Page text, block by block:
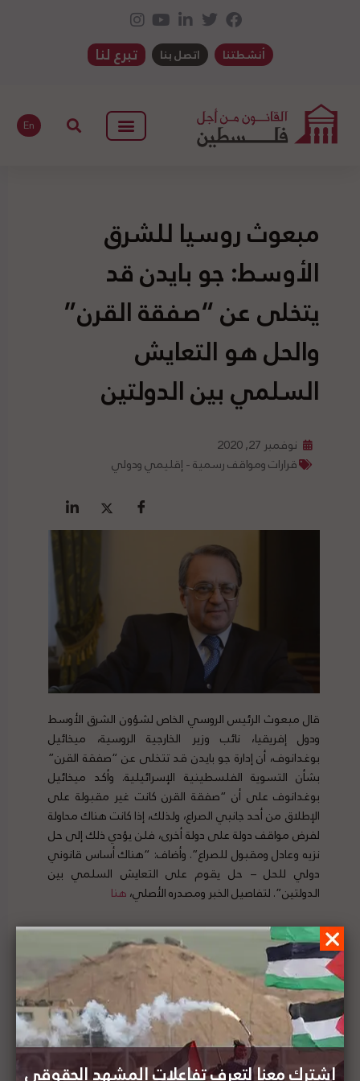
أنشطتنا اتصل بنا تبرع لنا
En
مبعوث روسيا للشرق
الأوسط: جو بايدن قد
يتخلى عن “صفقة القرن”
والحل هو التعايش
السلمي بين الدولتين
نوفمبر 27, 2020
قرارات ومواقف رسمية - إقليمي ودولي
قال مبعوث الرئيس الروسي الخاص لشؤون الشرق الأوسط
ودول إفريقيا، نائب وزير الخارجية الروسية، ميخائيل
بوغدانوف، أن إدارة جو بايدن قد تتخلى عن “صفقة القرن”
بشأن التسوية الفلسطينية الإسرائيلية. وأكد ميخائيل
بوغدانوف على أن “صفقة القرن كانت غير مقبولة على
الإطلاق من أحد جانبي الصراع، ولذلك، إذا كانت هناك محاولة
لفرض مواقف دولة على دولة أخرى، فلن يؤدي ذلك إلى حل
نزيه وعادل ومقبول للصراع”. وأضاف: “هناك أساس قانوني
دولي للحل – حل يقوم على التعايش السلمي بين
الدولتين”. لتفاصيل الخبر ومصدره الأصلي،هنا
بتسيلم: إسرائيل تريد إخلاء الضفة الغربية بأكملها من
الفلسطينيين وارتكبت جريمة هدم منازل 44
فلسطينياً بينهم 22 طفلاً
اشترك معنا لتعرف تفاعلات المشهد الحقوقي